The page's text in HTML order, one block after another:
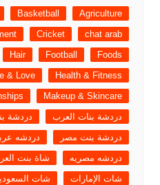
Agriculture
Basketball
chat arab
Cricket
Foods
Football
Hair
Health & Fitness
& Love
Makeup & Skincare
دردشة بنات العرب
دردشة
دردشة بنت مصر
دردشه
دردشه مصريه
شاة بنت
شات الإمارات
شات